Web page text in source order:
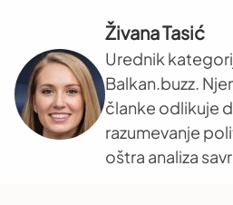
Živana Tasić
Urednik
Balkan.buzz.
članke odlikuje
razumevanje
oštra analiza